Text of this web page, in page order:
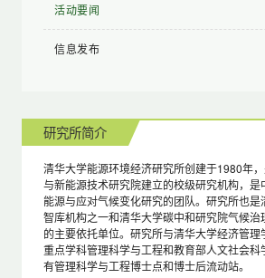
活动要闻
信息发布
研究所简介
清华大学能源环境经济研究所创建于1980年
与新能源技术研究院建立的校级研究机构，
能源与应对气候变化研究的团队。研究所也是
智库机构之一和清华大学碳中和研究院气候
的主要依托单位。研究所与清华大学经济管理
重点学科管理科学与工程和教育部人文社会
有管理科学与工程博士点和博士后流动站。